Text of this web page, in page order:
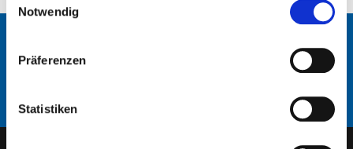
Notwendig
Präferenzen
Statistiken